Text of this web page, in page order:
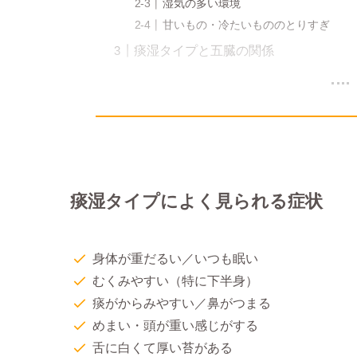
湿気の多い環境
甘いもの・冷たいもののとりすぎ
痰湿タイプと五臓の関係
痰湿タイプによく見られる症状
身体が重だるい／いつも眠い
むくみやすい（特に下半身）
痰がからみやすい／鼻がつまる
めまい・頭が重い感じがする
舌に白くて厚い苔がある